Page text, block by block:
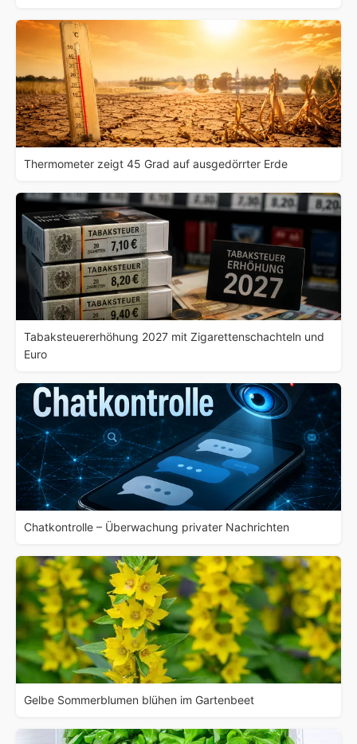
Thermometer zeigt 45 Grad auf ausgedörrter Erde
Tabaksteuererhöhung 2027 mit Zigarettenschachteln und
Euro
Chatkontrolle – Überwachung privater Nachrichten
Gelbe Sommerblumen blühen im Gartenbeet